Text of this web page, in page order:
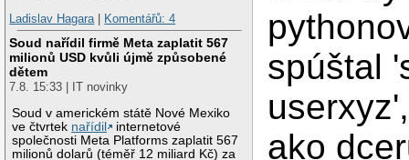
Ladislav Hagara| Komentářů: 4
Soud nařídil firmě Meta zaplatit 567
milionů USD kvůli újmě způsobené
dětem
7.8. 15:33 | IT novinky
Soud v americkém státě Nové Mexiko
ve čtvrtek nařídil
internetové
společnosti Meta Platforms zaplatit 567
milionů dolarů (téměř 12 miliard Kč) za
spúštal
ako